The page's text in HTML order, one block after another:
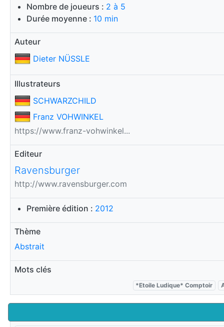
Nombre de joueurs : 2 à 5
Durée moyenne : 10 min
Auteur
Dieter NÜSSLE
Illustrateurs
SCHWARZCHILD
Franz VOHWINKEL
https://www.franz-vohwinkel...
Editeur
Ravensburger
http://www.ravensburger.com
Première édition : 2012
Thème
Abstrait
Mots clés
*Etoile Ludique* Comptoir